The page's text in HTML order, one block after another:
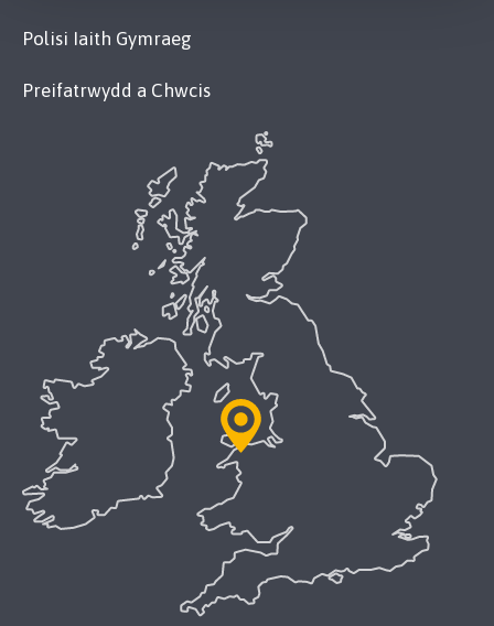
Polisi Iaith Gymraeg
Preifatrwydd a Chwcis